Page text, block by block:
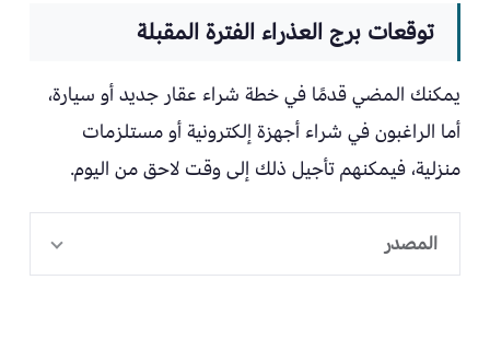
توقعات برج العذراء الفترة المقبلة
يمكنك المضي قدمًا في خطة شراء عقار جديد أو سيارة،
أما الراغبون في شراء أجهزة إلكترونية أو مستلزمات
منزلية، فيمكنهم تأجيل ذلك إلى وقت لاحق من اليوم.
المصدر